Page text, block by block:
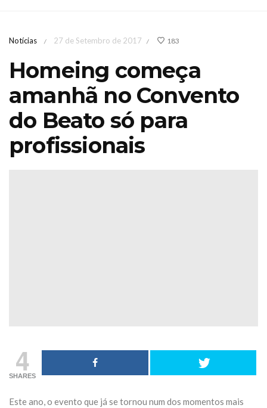
18 de
outubro
27 de Julho de 2026 21 de Julho de
Notícias / 27 de Setembro de 2017 / 183
Homeing começa
amanhã no Convento
do Beato só para
profissionais
4
SHARES
Este ano, o evento que já se tornou num dos momentos mais